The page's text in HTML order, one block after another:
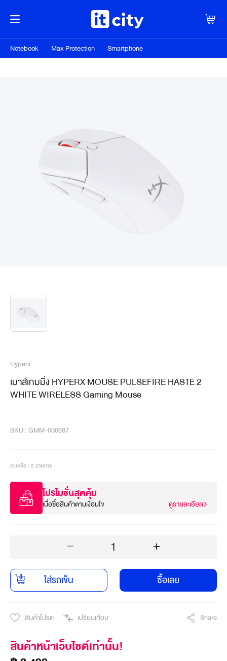
Notebook Max Protection Smartphone
Hyperx
เมาส์เกมมิ่ง HYPERX MOUSE PULSEFIRE HASTE 2
WHITE WIRELESS Gaming Mouse
SKU : GMM-000687
คงเหลือ : 2 รายการ
โปรโมชั่นสุดคุ้ม
เมื่อซื้อสินค้าตามเงื่อนไข ดูรายละเอียด
1
ใส่รถเข็น ซื้อเลย
สินค้าโปรด เปรียบเทียบ Share
สินค้าหน้าเว็บไซต์เท่านั้น!